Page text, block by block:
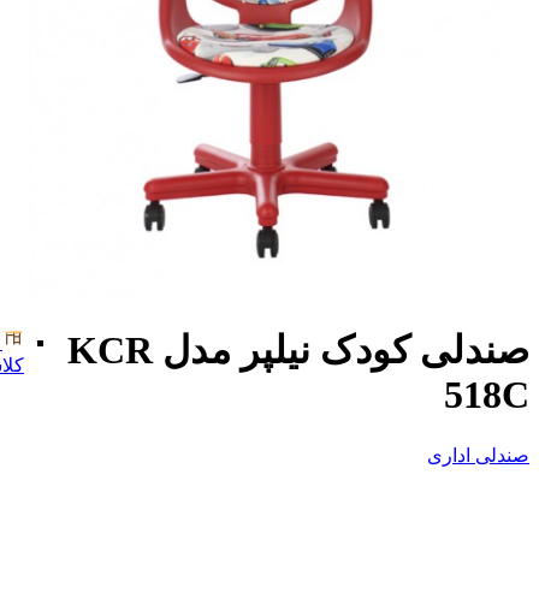
صندلی کودک نیلپر مدل KCR
518C
صندلی اداری